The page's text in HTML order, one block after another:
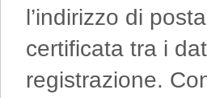
l’indirizzo di
certificata tra i
registrazione.